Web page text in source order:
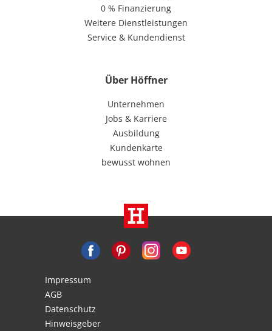
0 % Finanzierung
Weitere Dienstleistungen
Service & Kundendienst
Über Höffner
Unternehmen
Jobs & Karriere
Ausbildung
Kundenkarte
bewusst wohnen
Impressum
AGB
Datenschutz
Hinweisgeber